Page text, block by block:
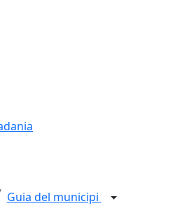
Guia del municipi